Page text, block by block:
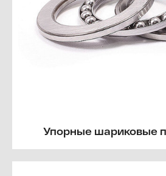
Упорные шариковые